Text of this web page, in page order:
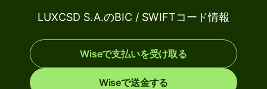
LUXCSD S.A.のBIC / SWIFTコード情報
Wiseで支払いを受け取る
Wiseで送金する